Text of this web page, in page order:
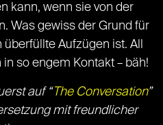
kann, wenn sie von der
Was gewiss der Grund für
Aufzügen ist. All
so engem Kontakt – bäh!
auf “ The Conversation”
mit freundlicher